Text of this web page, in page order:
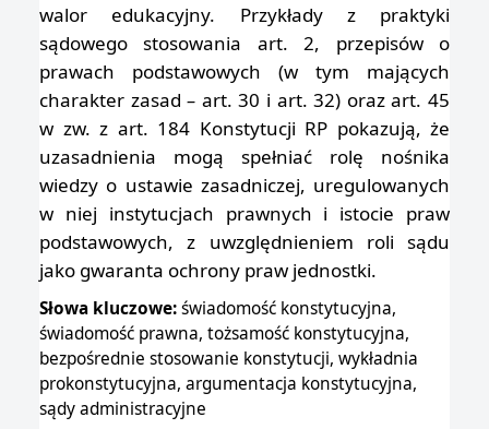
walor edukacyjny. Przykłady z praktyki
sądowego stosowania art. 2, przepisów o
prawach podstawowych (w tym mających
charakter zasad– art. 30 i art. 32) oraz art. 45
w zw. z art. 184 Konstytucji RP pokazują, że
uzasadnienia mogą spełniać rolę nośnika
wiedzy o ustawie zasadniczej, uregulowanych
w niej instytucjach prawnych i istocie praw
podstawowych, z uwzględnieniem roli sądu
jako gwaranta ochrony praw jednostki.
Słowa kluczowe:świadomość konstytucyjna,
świadomość prawna, tożsamość konstytucyjna,
bezpośrednie stosowanie konstytucji, wykładnia
prokonstytucyjna, argumentacja konstytucyjna,
sądy administracyjne